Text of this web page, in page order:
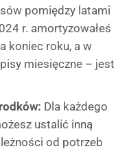
pomiędzy latami
r. amortyzowałeś
koniec roku, a w
miesięczne – jest
Dla każdego
ustalić inną
od potrzeb